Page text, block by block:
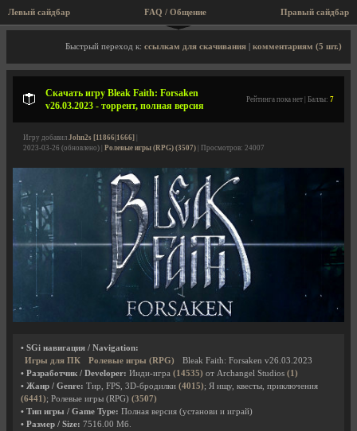
Левый сайдбар Правый сайдбар
FAQ / Общение
Описание игры, торрент, скриншоты, видео
Быстрый переход к: ссылкам для скачивания комментариям (5 шт.)
Скачать игру Bleak Faith: Forsaken
v26.03.2023 - торрент, полная версия
Рейтинга пока нет | Баллы: 7
Игру добавил John2s [11866|1666]
2023-03-26 (обновлено) | Ролевые игры (RPG) (3507) | Просмотров: 24007
• SGi навигация / Navigation:
Игры для ПК
Ролевые игры (RPG)
Bleak Faith: Forsaken v26.03.2023
• Разработчик / Developer: Инди-игра (14535) от Archangel Studios (1)
• Жанр / Genre: Тир, FPS, 3D-бродилки (4015); Я ищу, квесты, приключения
(6441); Ролевые игры (RPG) (3507)
• Тип игры / Game Type: Полная версия (установи и играй)
• Размер / Size: 7516.00 Мб.